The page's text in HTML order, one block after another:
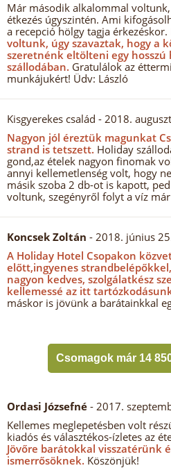
Már második alkalommal
étkezés úgyszintén. Ami
a recepció hölgy tagja érkezéskor.
voltunk, úgy szavaztak, hogy a
szeretnénk eltölteni egy
szállodában. Gratulálok az
munkájukért! Üdv: László
Kisgyerekes család - 2018.
Nagyon jól éreztük magunkat
strand is tetszett. Holiday
gond,az ételek nagyon finomak
annyi kellemetlenség volt, hogy
másik szoba 2 db-ot is kapott,
voltunk, szegényről folyt a víz
Koncsek Zoltán - 2018. június
A Holiday Hotel Csopakon
előtt,ingyenes
nagyon kedves, szolgálatkész
kellemessé az itt
máskor is jövünk a barátainkkal
Csomagok már 14
Ordasi Józsefné - 2017.
Kellemes meglepetésben volt
kiadós és választékos-ízletes az
Jövőre barátokkal visszatérünk
ismerrősöknek. Köszönjük!